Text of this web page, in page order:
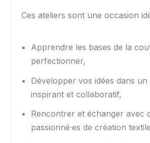
Ces ateliers sont une occasion
Apprendre les bases de la
perfectionner,
Développer vos idées dans un
inspirant et collaboratif,
Rencontrer et échanger avec
passionné·es de création